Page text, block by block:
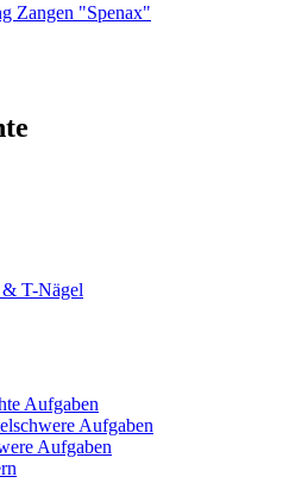
Zangen "Spenax"
& T-Nägel
Aufgaben
Aufgaben
Aufgaben